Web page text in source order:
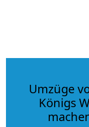
Umzüge
Königs